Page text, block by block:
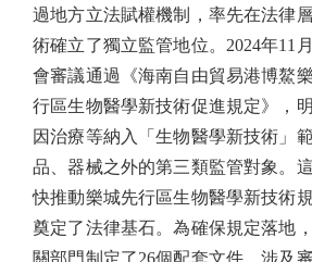
過地方立法賦權機制，率先在法律
術確立了獨立監管地位。2024年11
會審議通過《海南自由貿易港博鰲
行區生物醫學新技術促進規定》，
因治療等納入「生物醫學新技術」
品、器械之外的第三類監管對象。
快推動樂城先行區生物醫學新技術
奠定了法律基石。為確保規定落地